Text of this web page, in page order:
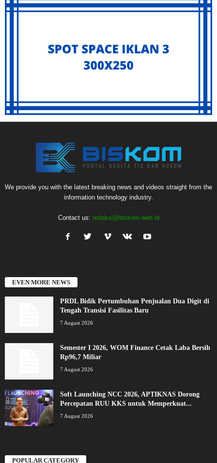
We provide you with the latest breaking news and videos straight from the
information technology industry.
Contact us: redaksi@biskom.web.id
EVEN MORE NEWS
PRDL Bidik Pertumbuhan Penjualan Dua Digit di
Tengah Transisi Fasilitas Baru
7 August 2026
Semester I 2026, WOM Finance Cetak Laba Bersih
Rp96,7 Miliar
7 August 2026
Soft Launching NCC 2026, APTIKNAS Dorong
Percepatan RUU KKS untuk Memperkuat...
7 August 2026
POPULAR CATEGORY